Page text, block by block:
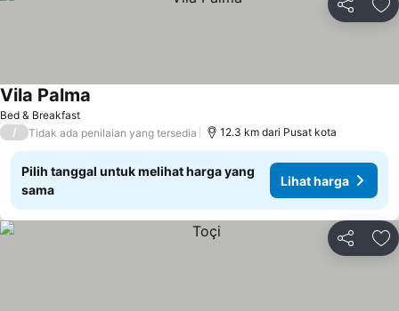
Bagikan
Bed & Breakfast
Vila Palma
/ Tidak ada penilaian yang tersedia 12.3 km dari Pusat kota
Pilih tanggal untuk melihat harga yang
sama
Lihat harga
Bagikan